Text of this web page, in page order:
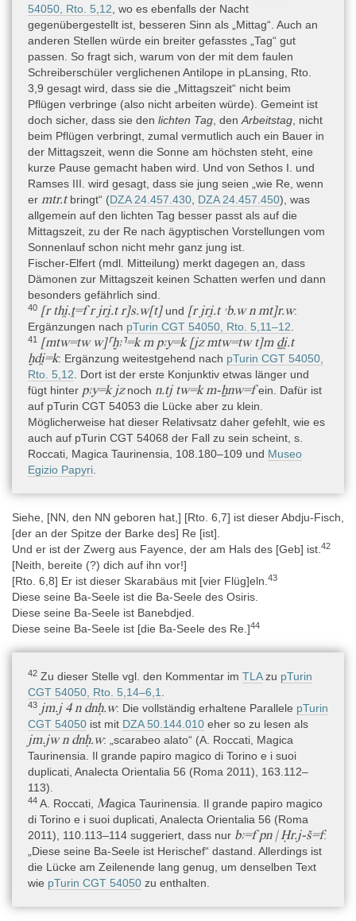
54050, Rto. 5,12 , wo es ebenfalls der Nacht
gegenübergestellt ist, besseren Sinn als „Mittag“. Auch an
anderen Stellen würde ein breiter gefasstes „Tag“ gut
passen. So fragt sich, warum von der mit dem faulen
Schreiberschüler verglichenen Antilope in pLansing, Rto.
3,9 gesagt wird, dass sie die „Mittagszeit“ nicht beim
Pflügen verbringe (also nicht arbeiten würde). Gemeint ist
doch sicher, dass sie den lichten Tag , den Arbeitstag , nicht
beim Pflügen verbringt, zumal vermutlich auch ein Bauer in
der Mittagszeit, wenn die Sonne am höchsten steht, eine
kurze Pause gemacht haben wird. Und von Sethos I. und
Ramses III. wird gesagt, dass sie jung seien „wie Re, wenn
er mtr.tbringt“ (DZA 24.457.430 DZA 24.457.450), was
allgemein auf den lichten Tag besser passt als auf die
Mittagszeit, zu der Re nach ägyptischen Vorstellungen vom
Sonnenlauf schon nicht mehr ganz jung ist.
Fischer-Elfert (mdl. Mitteilung) merkt dagegen an, dass
Dämonen zur Mittagszeit keinen Schatten werfen und dann
besonders gefährlich sind.
40 [r thi̯.ṱ=f r jri̯.t r]s.w[t]und [r jri̯.t ꜥb.w n mt]r.w:
Ergänzungen nach pTurin CGT 54050, Rto. 5,11–12
41 [mtw=tw w]⸢ḫꜣ⸣=k m pꜣy=k [jz mtw=tw t]m ḏi̯.t
ḫdi̯=k: Ergänzung weitestgehend nach pTurin CGT 54050,
Rto. 5,12 . Dort ist der erste Konjunktiv etwas länger und
fügt hinter pꜣy=k jznoch n.tj tw=k m-ẖnw=fein. Dafür ist
auf pTurin CGT 54053 die Lücke aber zu klein.
Möglicherweise hat dieser Relativsatz daher gefehlt, wie es
auch auf pTurin CGT 54068 der Fall zu sein scheint, s.
Roccati, Magica Taurinensia, 108.180–109 und Museo
Egizio Papyri
Siehe, [NN, den NN geboren hat,] [Rto. 6,7] ist dieser Abdju-Fisch,
[der an der Spitze der Barke des] Re [ist].
Und er ist der Zwerg aus Fayence, der am Hals des [Geb] ist. 42
[Neith, bereite (?) dich auf ihn vor!]
[Rto. 6,8] Er ist dieser Skarabäus mit [vier Flüg]eln. 43
Diese seine Ba-Seele ist die Ba-Seele des Osiris.
Diese seine Ba-Seele ist Banebdjed.
Diese seine Ba-Seele ist [die Ba-Seele des Re.]44
42 Zu dieser Stelle vgl. den Kommentar im TLAzu pTurin
CGT 54050, Rto. 5,14–6,1
43 jm.j 4 n dnḥ.w: Die vollständig erhaltene Parallele pTurin
CGT 54050 ist mit DZA 50.144.010 eher so zu lesen als
jm.jw n dnḥ.w: „scarabeo alato“ (A. Roccati, Magica
Taurinensia. Il grande papiro magico di Torino e i suoi
duplicati, Analecta Orientalia 56 (Roma 2011), 163.112–
113).
44 A. Roccati, Magica Taurinensia. Il grande papiro magico
di Torino e i suoi duplicati, Analecta Orientalia 56 (Roma
2011), 110.113–114 suggeriert, dass nur bꜣ=f pn | Ḥr.j-š=f:
„Diese seine Ba-Seele ist Herischef“ dastand. Allerdings ist
die Lücke am Zeilenende lang genug, um denselben Text
wie pTurin CGT 54050 zu enthalten.